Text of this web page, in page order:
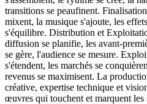
transitions se peaufinent.
mixent, la musique s'ajoute, les
s'équilibre. Distribution et
diffusion se planifie, les avant-
se gère, l'audience se mesure.
s'étendent, les marchés se
revenus se maximisent. La
créative, expertise technique et
œuvres qui touchent et marquent les